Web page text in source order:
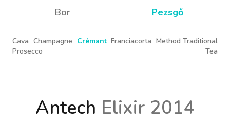
Bor Pezsgő
Cava Champagne Crémant Franciacorta Method Traditional
Prosecco
Tea
Antech Elixir 2014